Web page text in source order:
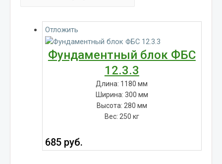
Отложить
Фундаментный блок ФБС
12.3.3
Длина: 1180 мм
Ширина: 300 мм
Высота: 280 мм
Вес: 250 кг
685 руб.